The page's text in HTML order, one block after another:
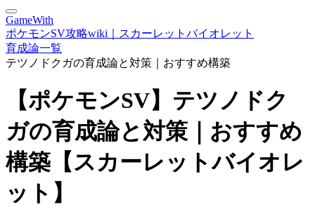
GameWith
ポケモンSV攻略wiki｜スカーレットバイオレット
育成論一覧
テツノドクガの育成論と対策｜おすすめ構築
【ポケモンSV】テツノドク
ガの育成論と対策｜おすすめ
構築【スカーレットバイオレ
ット】